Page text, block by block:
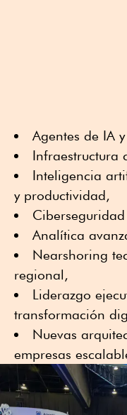
Agentes de IA
Infraestructura
Inteligencia
y productividad,
Analítica
Nearshoring
regional,
Liderazgo
transformación
Nuevas
empresas